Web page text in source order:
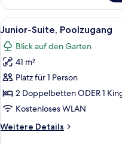
Suite
(Promo)
Alle
Fotos
für
Junior-
Suite,
Poolzugang
anzeigen
5
Junior-Suite, Poolzugang
Blick auf den Garten
41 m²
Platz für 1 Person
2 Doppelbetten ODER 1
Kostenloses WLAN
Weitere Details
Weitere